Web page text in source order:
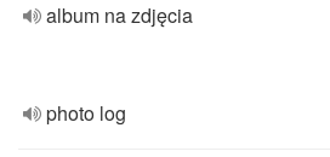
album na zdjęcia
photo log